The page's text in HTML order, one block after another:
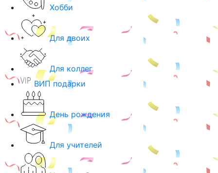
Хобби
Для двоих
Для коллег
ВИП подарки
День рождения
Для учителей